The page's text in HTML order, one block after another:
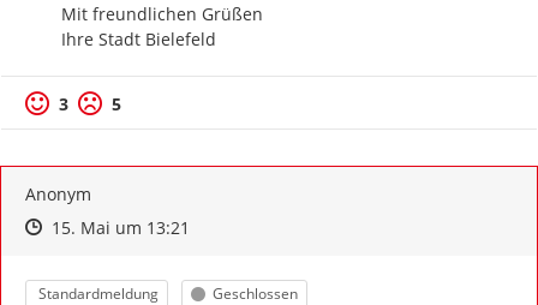
Mit freundlichen Grüßen
Ihre Stadt Bielefeld
3 5
Anonym
Zeitpunkt des Erstellens
Zeitpunkt des Erstellens
15. Mai um 13:21
Kategorie
Standardmeldung Status
Geschlossen